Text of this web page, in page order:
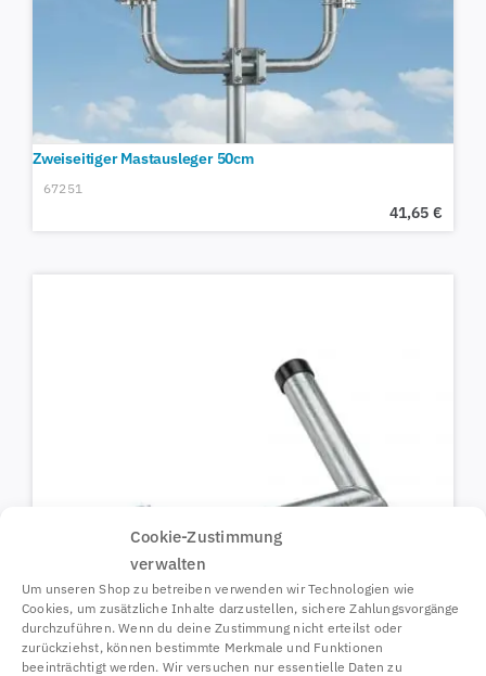
Cookie-Zustimmung
verwalten
Um unseren Shop zu betreiben verwenden wir Technologien wie
Cookies, um zusätzliche Inhalte darzustellen, sichere Zahlungsvorgänge
durchzuführen. Wenn du deine Zustimmung nicht erteilst oder
zurückziehst, können bestimmte Merkmale und Funktionen
beeinträchtigt werden. Wir versuchen nur essentielle Daten zu
Zweiseitiger Mastausleger 50cm
67251
41,65 €